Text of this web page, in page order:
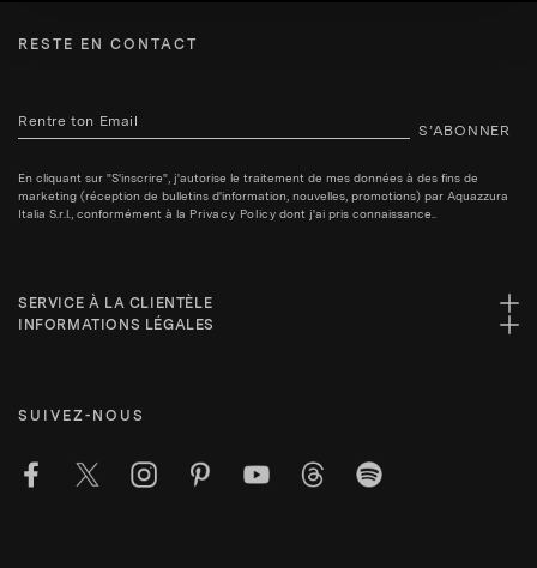
RESTE EN CONTACT
S’ABONNER
En cliquant sur "S'inscrire", j'autorise le traitement de mes données à des fins de
marketing (réception de bulletins d'information, nouvelles, promotions) par Aquazzura
Italia S.r.l., conformément à la Privacy Policy dont j'ai pris connaissance..
SERVICE À LA CLIENTÈLE
INFORMATIONS LÉGALES
SUIVEZ-NOUS